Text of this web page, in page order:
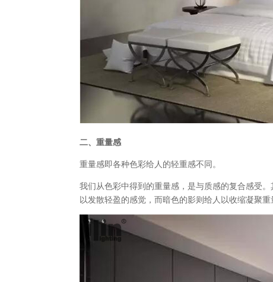
二、重量感
重量感即各种色彩给人的轻重感不同。
我们从色彩中得到的重量感，是与质感的复合感受
以发散轻盈的感觉，而暗色的影则给人以收缩凝聚